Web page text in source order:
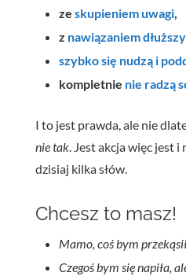
ze skupieniem uwagi,
z nawiązaniem
szybko się nudzą i
kompletnie nie radzą
I to jest prawda, ale nie
nie tak. Jest akcja więc jest i
dzisiaj kilka słów.
Chcesz to masz!
Mamo, coś bym
Czegoś bym się napiła,